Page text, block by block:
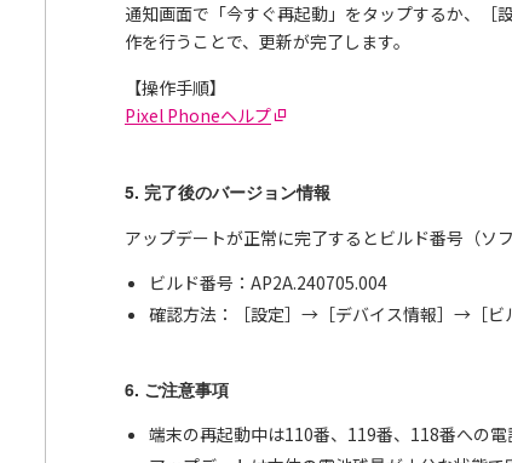
通知画面で「今すぐ再起動」をタップするか、
作を行うことで、更新が完了します。
【操作手順】
Pixel Phoneヘルプ
5. 完了後のバージョン情報
アップデートが正常に完了するとビルド番号（ソ
ビルド番号：AP2A.240705.004
確認方法：［設定］→［デバイス情報］→［ビ
6. ご注意事項
端末の再起動中は110番、119番、118番への